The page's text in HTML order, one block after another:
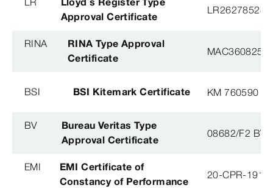
Approval Certificate
RINA
RINA Type Approval
Certificate
BSI BSI Kitemark Certificate KM 760590
BV
Bureau Veritas Type
Approval Certificate
08682/F2 BV
EMI
EMI Certificate of
Constancy of Performance
20-CPR-191-